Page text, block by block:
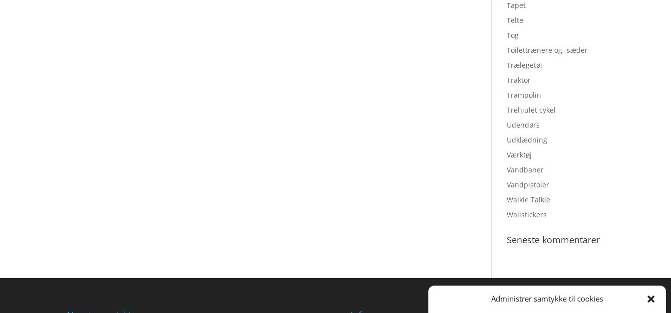
Administrer samtykke til cookies
Tapet
Telte
Tog
Toilettrænere og -sæder
Trælegetøj
Traktor
Trampolin
Trehjulet cykel
Udendørs
Udklædning
Værktøj
Vandbaner
Vandpistoler
Walkie Talkie
Wallstickers
Seneste kommentarer